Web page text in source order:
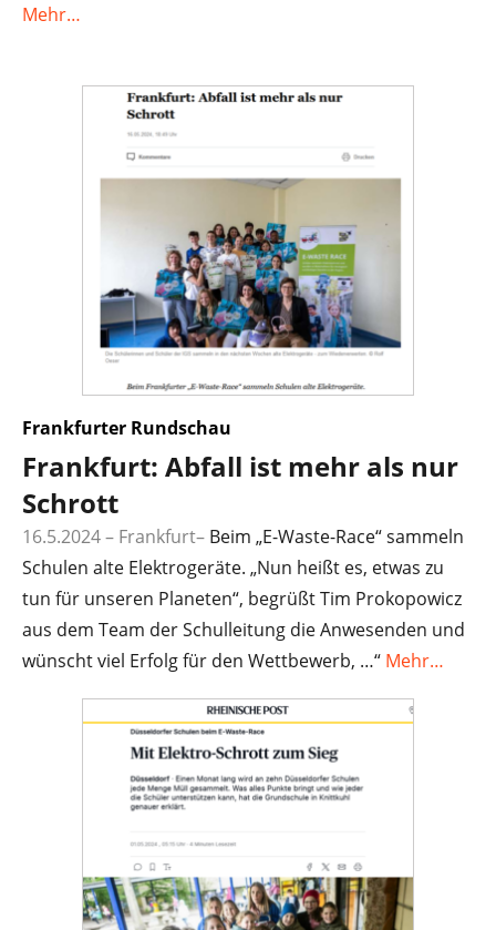
Mehr…
Frankfurter Rundschau
Frankfurt: Abfall ist mehr als nur
Schrott
16.5.2024 – Frankfurt– Beim „E-Waste-Race“ sammeln
Schulen alte Elektrogeräte. „Nun heißt es, etwas zu
tun für unseren Planeten“, begrüßt Tim Prokopowicz
aus dem Team der Schulleitung die Anwesenden und
wünscht viel Erfolg für den Wettbewerb, …“ Mehr…